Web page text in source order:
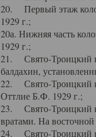
20. Первый этаж
1929 г.;
20а. Нижняя часть
1929 г.;
21. Свято-Троицкий
балдахин,
22. Свято-Троицкий
Оттлие Б.Ф. 1929 г.;
23. Свято-Троицкий
вратами. На
24. Свято-Троицкий